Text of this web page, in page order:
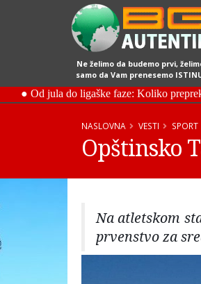
Ne želimo da budemo prvi,
samo da Vam prenesemo
NASLOVNA VESTI SPORT
Opštinsko
Na atletskom
prvenstvo za